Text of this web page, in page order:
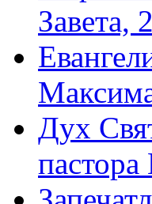
Завета,
Дух